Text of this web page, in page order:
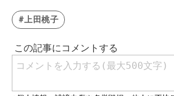
#上田桃子